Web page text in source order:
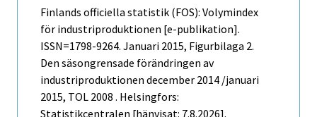
Finlands officiella statistik (FOS): Volymindex
för industriproduktionen [e-publikation].
ISSN=1798-9264. Januari 2015, Figurbilaga 2.
Den säsongrensade förändringen av
industriproduktionen december 2014 /januari
2015, TOL 2008 . Helsingfors:
Statistikcentralen [hänvisat: 7.8.2026].